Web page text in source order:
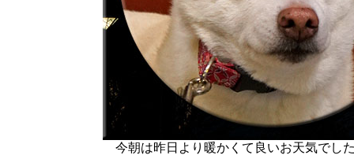
今朝は昨日より暖かくて良いお天気でし